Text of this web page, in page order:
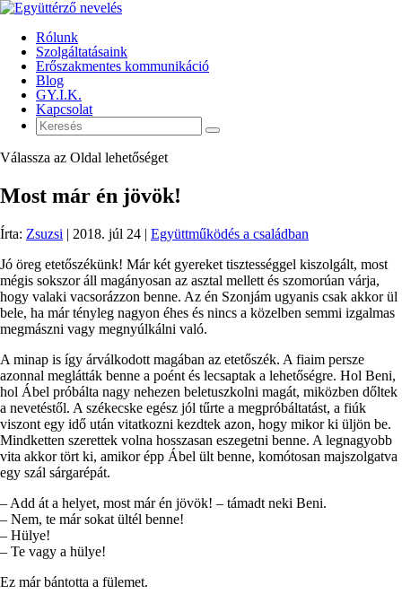
Rólunk
Szolgáltatásaink
Erőszakmentes kommunikáció
Blog
GY.I.K.
Kapcsolat
Válassza az Oldal lehetőséget
Most már én jövök!
Írta: Zsuzsi | 2018. júl 24 | Együttműködés a családban
Jó öreg etetőszékünk! Már két gyereket tisztességgel kiszolgált, most
mégis sokszor áll magányosan az asztal mellett és szomorúan várja,
hogy valaki vacsorázzon benne. Az én Szonjám ugyanis csak akkor ül
bele, ha már tényleg nagyon éhes és nincs a közelben semmi izgalmas
megmászni vagy megnyúlkálni való.
A minap is így árválkodott magában az etetőszék. A fiaim persze
azonnal meglátták benne a poént és lecsaptak a lehetőségre. Hol Beni,
hol Ábel próbálta nagy nehezen beletuszkolni magát, miközben dőltek
a nevetéstől. A székecske egész jól tűrte a megpróbáltatást, a fiúk
viszont egy idő után vitatkozni kezdtek azon, hogy mikor ki üljön be.
Mindketten szerettek volna hosszasan eszegetni benne. A legnagyobb
vita akkor tört ki, amikor épp Ábel ült benne, komótosan majszolgatva
egy szál sárgarépát.
– Add át a helyet, most már én jövök! – támadt neki Beni.
– Nem, te már sokat ültél benne!
– Hülye!
– Te vagy a hülye!
Ez már bántotta a fülemet.